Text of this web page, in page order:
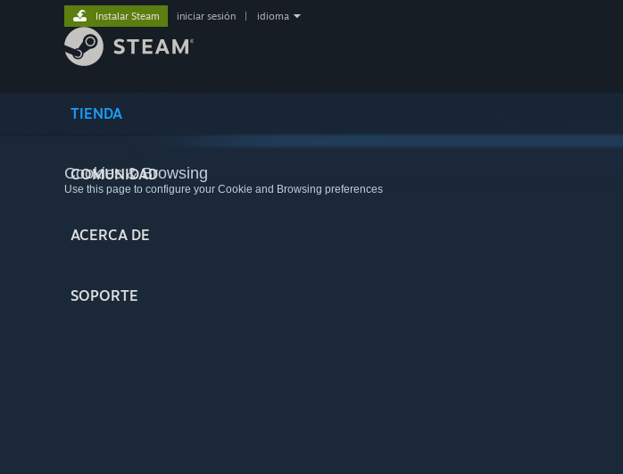
TIENDA
COMUNIDAD
ACERCA DE
SOPORTE
Instalar Steam iniciar sesión idioma
Cookies & Browsing
Use this page to configure your Cookie and Browsing preferences